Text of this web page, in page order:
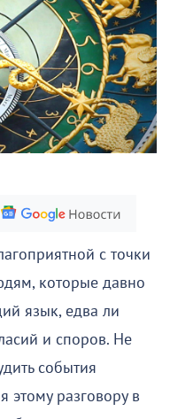
с точки
которые давно
язык, едва ли
и споров. Не
события
этому разговору в